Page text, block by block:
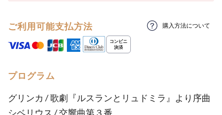
ご利用可能支払方法 購入方法について
プログラム
グリンカ / 歌劇『ルスランとリュドミラ』より序曲
シベリウス / 交響曲第３番